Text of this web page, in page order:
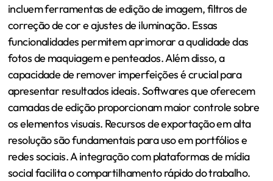
incluem ferramentas de edição de imagem, filtros de
correção de cor e ajustes de iluminação. Essas
funcionalidades permitem aprimorar a qualidade das
fotos de maquiagem e penteados. Além disso, a
capacidade de remover imperfeições é crucial para
apresentar resultados ideais. Softwares que oferecem
camadas de edição proporcionam maior controle sobre
os elementos visuais. Recursos de exportação em alta
resolução são fundamentais para uso em portfólios e
redes sociais. A integração com plataformas de mídia
social facilita o compartilhamento rápido do trabalho.